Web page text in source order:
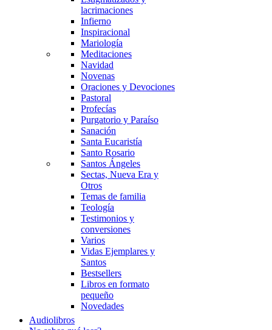
lacrimaciones
Infierno
Inspiracional
Mariología
Meditaciones
Navidad
Novenas
Oraciones y Devociones
Pastoral
Profecías
Purgatorio y Paraíso
Sanación
Santa Eucaristía
Santo Rosario
Santos Ángeles
Sectas, Nueva Era y
Otros
Temas de familia
Teología
Testimonios y
conversiones
Varios
Vidas Ejemplares y
Santos
Bestsellers
Libros en formato
pequeño
Novedades
Audiolibros